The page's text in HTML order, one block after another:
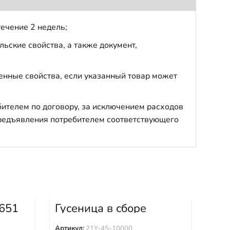
2 недель;
свойства, а также документ,
свойства, если указанный товар может
по договору, за исключением расходов
потребителем соответствующего
Гусеница в сборе
Shantui (45звХ600мм)
21Y-45-10000